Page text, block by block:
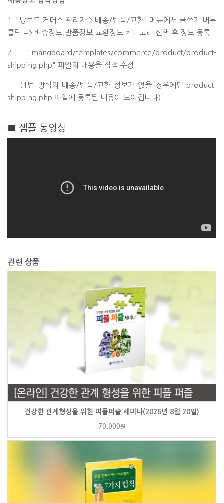
1. "망보드 커머스 관리자 > 배송/반품/교환" 메뉴에서 글쓰기 버튼
클릭 => 배송정보,반품정보,교환정보 카테고리 선택 후 정보 등록
2. "mangboard/templates/commerce/product/product-
shipping.php" 파일의 내용을 직접 수정
(1번 방식의 배송/반품/교환 정보가 없을 경우에만 product-
shipping.php 파일에 등록된 내용이 보여집니다)
■ 샘플 동영상
관련 상품
건강한 관계형성을 위한 피플퍼즐 세미나(2026년 8월 20일)
70,000원